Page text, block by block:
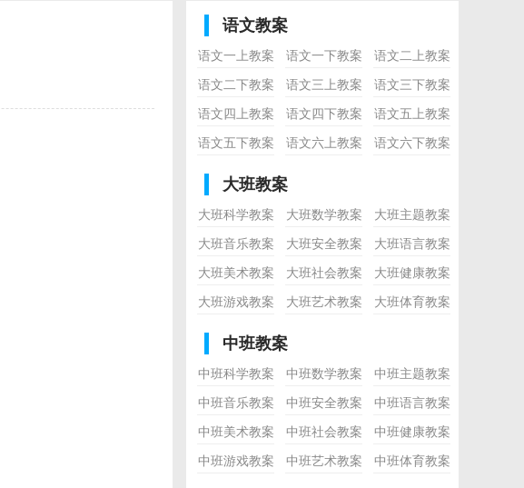
语文教案
语文一上教案 语文一下教案
语文二上教案
语文二下教案
语文三上教案
语文三下教案
语文四上教案
语文四下教案
语文五上教案
语文五下教案
语文六上教案 语文六下教案
大班教案
大班科学教案 大班数学教案
大班主题教案
大班音乐教案
大班安全教案
大班语言教案
大班美术教案
大班社会教案
大班健康教案
大班游戏教案
大班艺术教案 大班体育教案
中班教案
中班科学教案 中班数学教案
中班主题教案
中班音乐教案
中班安全教案
中班语言教案
中班美术教案
中班社会教案
中班健康教案
中班游戏教案
中班艺术教案 中班体育教案